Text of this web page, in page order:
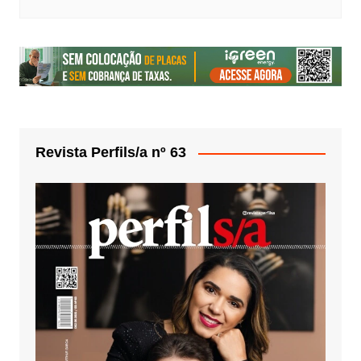
Revista Perfils/a nº 63